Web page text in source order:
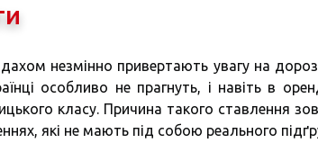
дахом незмінно привертають увагу на
особливо не прагнуть, і навіть в
класу. Причина такого ставлення
які не мають під собою реального